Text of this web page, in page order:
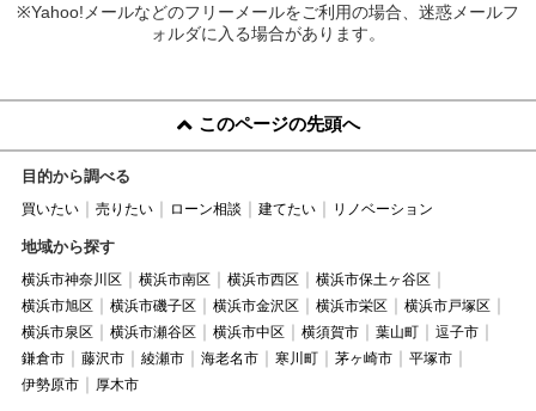
※Yahoo!メールなどのフリーメールをご利用の場合、迷惑メールフ
ォルダに入る場合があります。
このページの先頭へ
目的から調べる
買いたい 売りたい ローン相談 建てたい リノベーション
地域から探す
横浜市神奈川区 横浜市南区 横浜市西区
横浜市保土ヶ谷区
横浜市旭区
横浜市磯子区 横浜市金沢区 横浜市栄区
横浜市戸塚区
横浜市泉区
横浜市瀬谷区 横浜市中区 横須賀市 葉山町
逗子市
鎌倉市
藤沢市 綾瀬市 海老名市 寒川町 茅ヶ崎市
平塚市
伊勢原市
厚木市